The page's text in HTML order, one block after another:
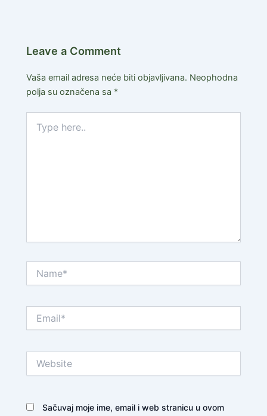
Leave a Comment
Vaša email adresa neće biti objavljivana. Neophodna
polja su označena sa *
here..
Sačuvaj moje ime, email i web stranicu u ovom